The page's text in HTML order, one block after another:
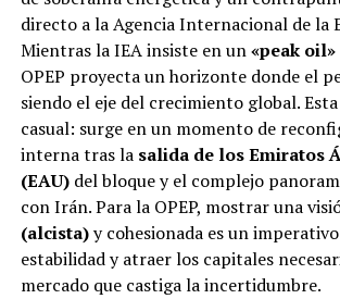
directo a la Agencia Internacional de la
Mientras la IEA insiste en un«peak oil»
OPEP proyecta un horizonte donde el
siendo el eje del crecimiento global.
casual: surge en un momento de
interna tras la salida de los Emiratos
(EAU)del bloque y el complejo
con Irán. Para la OPEP, mostrar una
(alcista)y cohesionada es un
estabilidad y atraer los capitales
mercado que castiga la incertidumbre.